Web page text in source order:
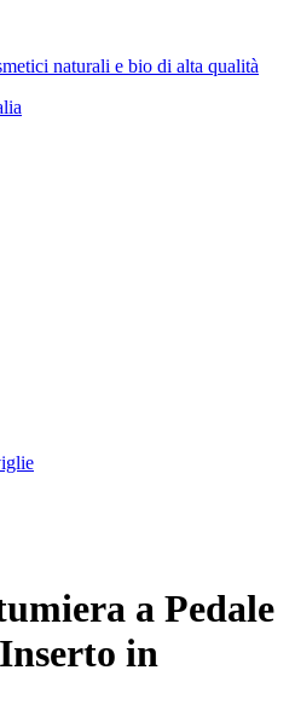
naturali e bio di alta qualità
a Pedale
in